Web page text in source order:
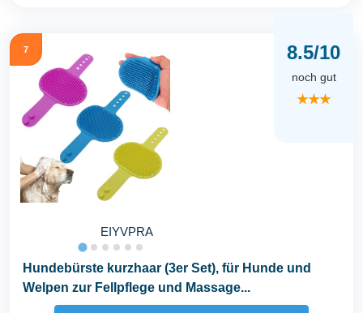
7
EIYVPRA
8.5/10
noch gut
★★★
Hundebürste kurzhaar (3er Set), für Hunde und
Welpen zur Fellpflege und Massage...